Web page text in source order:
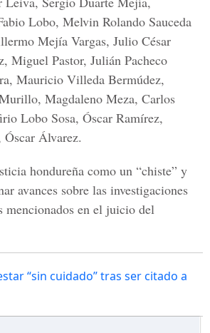
Lobo, Melvin Rolando Sauceda
Mejía Vargas, Julio César
Miguel Pastor, Julián Pacheco
Mauricio Villeda Bermúdez,
Magdaleno Meza, Carlos
Lobo Sosa, Óscar Ramírez,
Álvarez.
hondureña como un “chiste” y
avances sobre las investigaciones
mencionados en el juicio del
“sin cuidado” tras ser citado a